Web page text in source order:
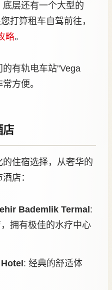
层还有一个大型的
打算租车自驾前往，
略。
有轨电车站”Vega
方便。
店
住宿选择，从奢华的
店：
Bademlik Termal :
拥有极佳的水疗中心
: 经典的舒适体